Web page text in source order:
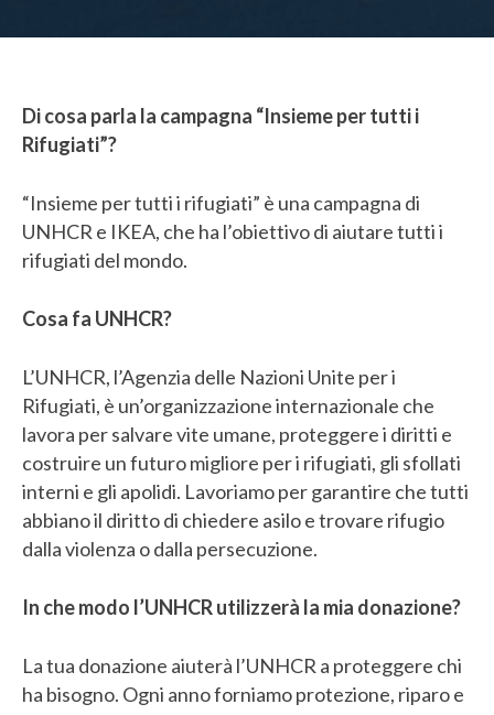
Di cosa parla la campagna “Insieme per tutti i
Rifugiati”?
“Insieme per tutti i rifugiati” è una campagna di
UNHCR e IKEA, che ha l’obiettivo di aiutare tutti i
rifugiati del mondo.
Cosa fa UNHCR?
L’UNHCR, l’Agenzia delle Nazioni Unite per i
Rifugiati, è un’organizzazione internazionale che
lavora per salvare vite umane, proteggere i diritti e
costruire un futuro migliore per i rifugiati, gli sfollati
interni e gli apolidi. Lavoriamo per garantire che tutti
abbiano il diritto di chiedere asilo e trovare rifugio
dalla violenza o dalla persecuzione.
In che modo l’UNHCR utilizzerà la mia donazione?
La tua donazione aiuterà l’UNHCR a proteggere chi
ha bisogno. Ogni anno forniamo protezione, riparo e